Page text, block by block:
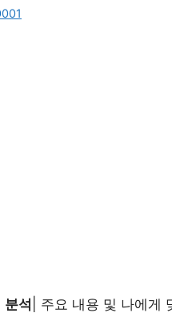
분석 | 주요 내용 및 나에게